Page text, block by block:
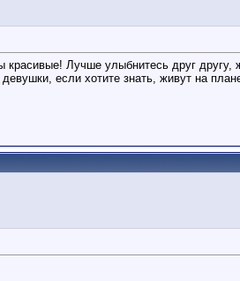
красивые! Лучше улыбнитесь друг
если хотите знать, живут на